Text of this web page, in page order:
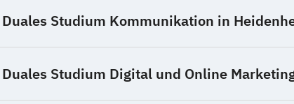
Duales Studium Kommunikation in
Duales Studium Digital und Online